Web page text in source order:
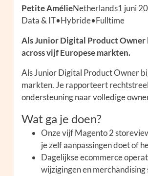
Petite AmélieNetherlands1 juni
Data & IT•Hybride•Fulltime
Als Junior Digital Product
across vijf Europese markten.
Als Junior Digital Product Owner
markten. Je rapporteert
ondersteuning naar volledige
Wat ga je doen?
Onze vijf Magento 2
je zelf aanpassingen doet of
Dagelijkse ecommerce
wijzigingen en merchandising